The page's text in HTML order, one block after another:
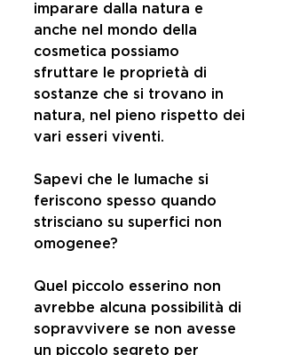
imparare dalla natura e
anche nel mondo della
cosmetica possiamo
sfruttare le proprietà di
sostanze che si trovano in
natura, nel pieno rispetto dei
vari esseri viventi.
Sapevi che le lumache si
feriscono spesso quando
strisciano su superfici non
omogenee?
Quel piccolo esserino non
avrebbe alcuna possibilità di
sopravvivere se non avesse
un piccolo segreto per